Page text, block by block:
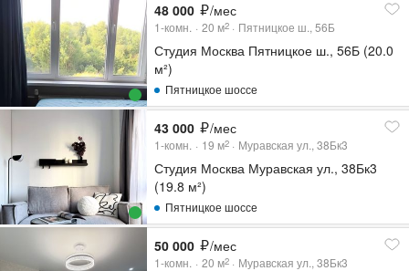
48 000 /мес
1-комн. 20 м2 Пятницкое ш., 56Б
Студия Москва Пятницкое ш., 56Б (20.0
м²)
Пятницкое шоссе
43 000 /мес
1-комн. 19 м2 Муравская ул., 38Бк3
Студия Москва Муравская ул., 38Бк3
(19.8 м²)
Пятницкое шоссе
50 000 /мес
1-комн. 20 м2 Муравская ул., 38Бк3